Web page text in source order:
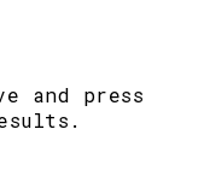
and press